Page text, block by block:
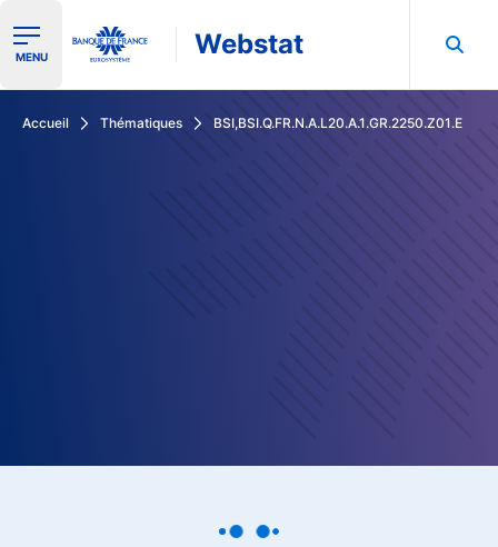
Ouvrir le menu de navigation
MENU Webstat
Accueil Thématiques BSI,BSI.Q.FR.N.A.L20.A.1.GR.2250.Z01.E